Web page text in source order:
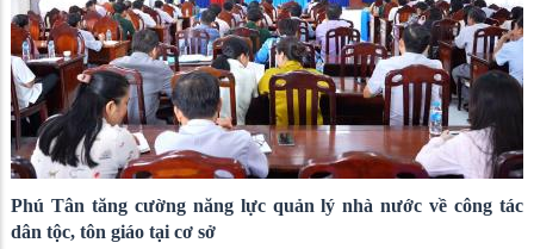
Phú Tân tăng cường năng lực quản lý nhà nước về công tác
dân tộc, tôn giáo tại cơ sở